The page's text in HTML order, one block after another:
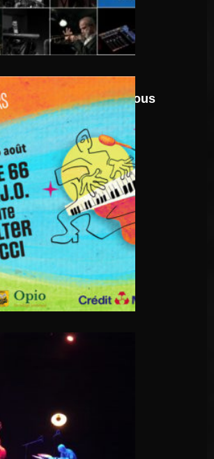
6 août 8 août 2026
Les Oliviers 2026